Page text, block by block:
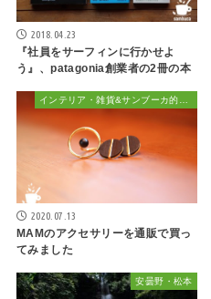
2018.04.23
『社員をサーフィンに行かせよ
う』、patagonia創業者の2冊の本
インテリア・雑貨&サンブーカ的おしゃれ
2020.07.13
MAMのアクセサリーを通販で買っ
てみました
安曇野・松本